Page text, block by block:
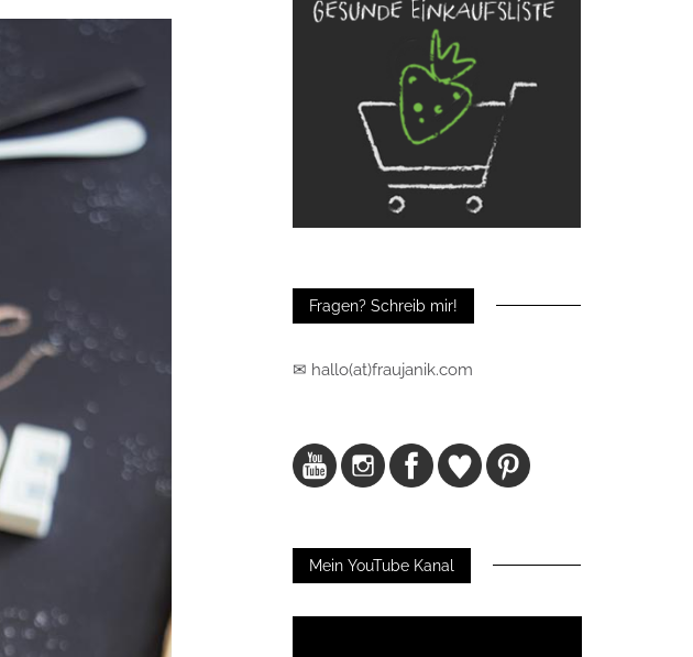
Fragen? Schreib mir!
✉ hallo(at)fraujanik.com
Mein YouTube Kanal